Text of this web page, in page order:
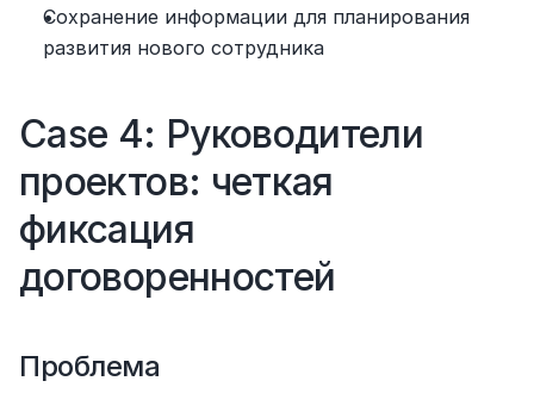
Сохранение информации для планирования
развития нового сотрудника
Case 4: Руководители
проектов: четкая
фиксация
договоренностей
Проблема